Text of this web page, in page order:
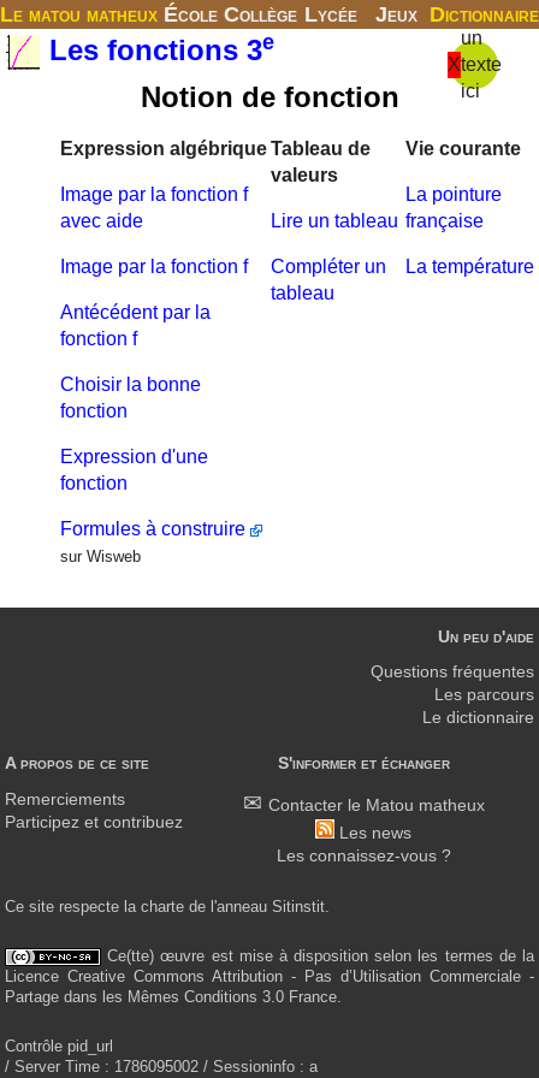
Le matou matheux École Collège Lycée Jeux Dictionnaire
X
un
texte
ici
Les fonctions 3e
Notion de fonction
Expression algébrique
Image par la fonction f
avec aide
Image par la fonction f
Antécédent par la
fonction f
Choisir la bonne
fonction
Expression d'une
fonction
Formules à construire
sur Wisweb
Tableau de
valeurs
Lire un tableau
Compléter un
tableau
Vie courante
La pointure
française
La température
A propos de ce site
Remerciements
Participez et contribuez
S'informer et échanger
Contacter le Matou matheux
Les news
Les connaissez-vous ?
Un peu d'aide
Questions fréquentes
Les parcours
Le dictionnaire
Ce site respecte la charte de l'anneau Sitinstit.
Ce(tte) œuvre est mise à disposition selon les termes de la
Licence Creative Commons Attribution - Pas d’Utilisation Commerciale -
Partage dans les Mêmes Conditions 3.0 France.
Contrôle pid_url
/ Server Time : 1786095002 / Sessioninfo : a